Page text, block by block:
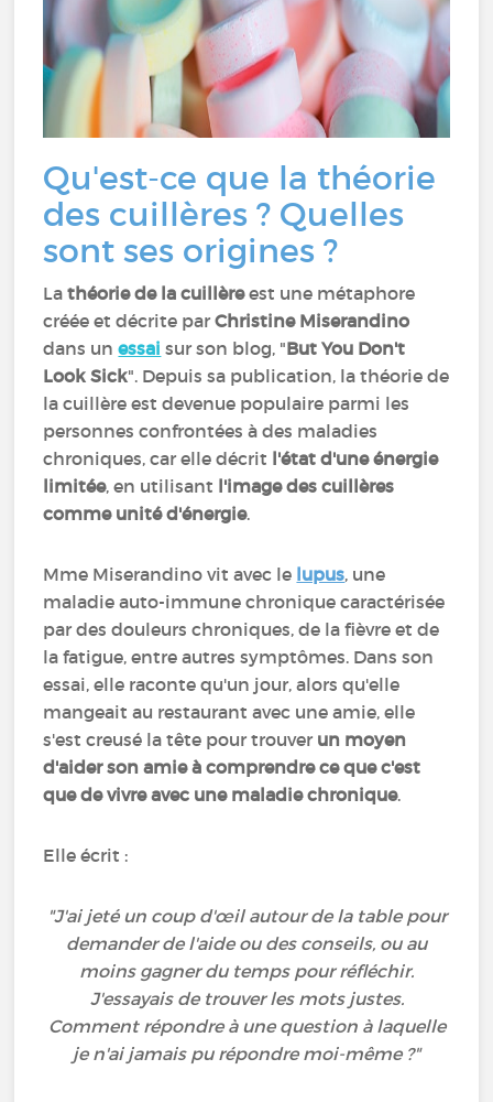
Qu'est-ce que la théorie
des cuillères ? Quelles
sont ses origines ?
La théorie de la cuillèreest une métaphore
créée et décrite parChristine Miserandino
dans unessai sur son blog, "But You Don't
Look Sick". Depuis sa publication, la théorie de
la cuillère est devenue populaire parmi les
personnes confrontées à des maladies
chroniques, car elle décrit l'état d'une énergie
limitée, en utilisant l'image des cuillères
comme unité d'énergie.
Mme Miserandino vit avec le lupus, une
maladie auto-immune chronique caractérisée
par des douleurs chroniques, de la fièvre et de
la fatigue, entre autres symptômes. Dans son
essai, elle raconte qu'un jour, alors qu'elle
mangeait au restaurant avec une amie, elle
s'est creusé la tête pour trouver un moyen
d'aider son amie à comprendre ce que c'est
que de vivre avec une maladie chronique.
Elle écrit :
"J'ai jeté un coup d'œil autour de la table pour
demander de l'aide ou des conseils, ou au
moins gagner du temps pour réfléchir.
J'essayais de trouver les mots justes.
Comment répondre à une question à laquelle
je n'ai jamais pu répondre moi-même ?"